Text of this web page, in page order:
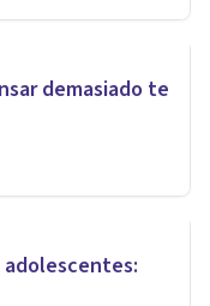
demasiado te
adolescentes: